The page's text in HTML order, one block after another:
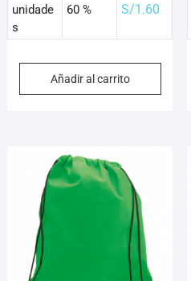
unidade
s
60 % S/1.60
Añadir al carrito